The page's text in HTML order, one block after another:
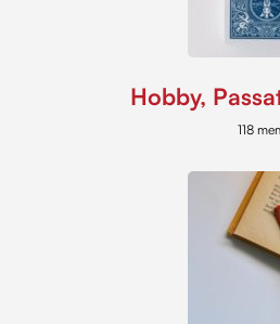
Hobby,
118